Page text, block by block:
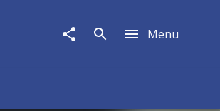
Menu